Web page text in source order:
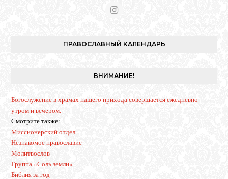
I
t
a
ПРАВОСЛАВНЫЙ КАЛЕНДАРЬ
ВНИМАНИЕ!
Богослужение в храмах нашего прихода совершается ежедневно
утром и вечером.
Смотрите также:
Миссионерский отдел
Незнакомое православие
Молитвослов
Группа «Соль земли»
Библия за год